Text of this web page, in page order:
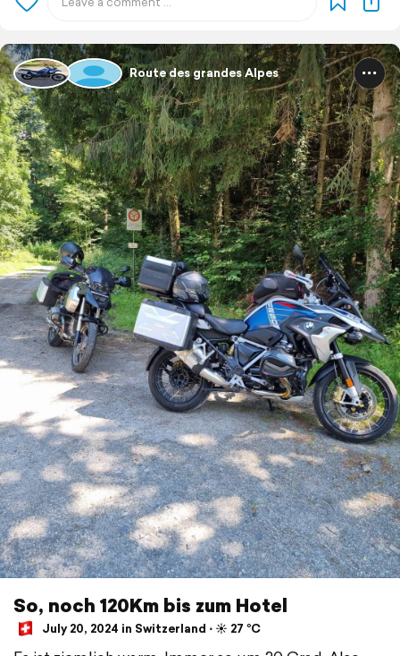
Route des grandes Alpes
So, noch 120Km bis zum Hotel
July 20, 2024 in Switzerland ⋅ ☀️ 27 °C